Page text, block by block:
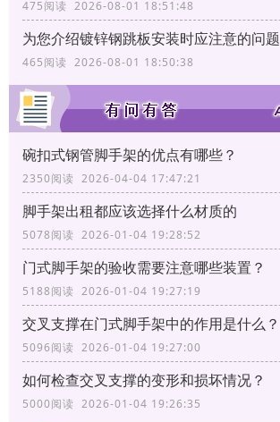
475阅读 2026-08-01 18:51:48
为您介绍镀锌钢跳板安装时应注意的问题
465阅读 2026-08-01 18:50:38
碗扣式钢管脚手架的优点有哪些？
2350阅读 2026-04-04 17:47:21
脚手架出租都应该选择什么材质的
5078阅读 2026-01-04 19:28:52
门式脚手架的验收需要注意哪些装置？
5188阅读 2026-01-04 19:27:19
交叉支撑在门式脚手架中的作用是什么？
5096阅读 2026-01-04 19:27:00
如何检查交叉支撑的变形和损坏情况？
5000阅读 2026-01-04 19:26:35